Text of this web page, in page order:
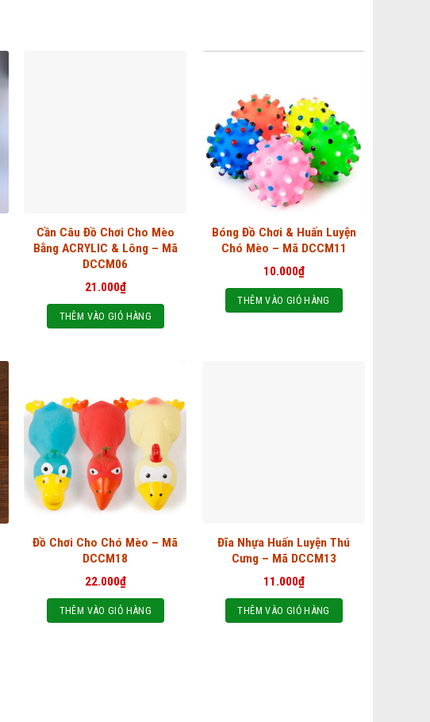
Cần Câu Đồ Chơi Cho Mèo
Bằng ACRYLIC & Lông – Mã
DCCM06
21.000₫
THÊM VÀO GIỎ HÀNG
Bóng Đồ Chơi & Huấn Luyện
Chó Mèo – Mã DCCM11
10.000₫
THÊM VÀO GIỎ HÀNG
Đồ Chơi Cho Chó Mèo – Mã
DCCM18
22.000₫
THÊM VÀO GIỎ HÀNG
Đĩa Nhựa Huấn Luyện Thú
Cưng – Mã DCCM13
11.000₫
THÊM VÀO GIỎ HÀNG